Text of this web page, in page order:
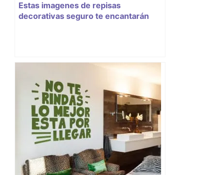
Estas imagenes de repisas
decorativas seguro te encantarán